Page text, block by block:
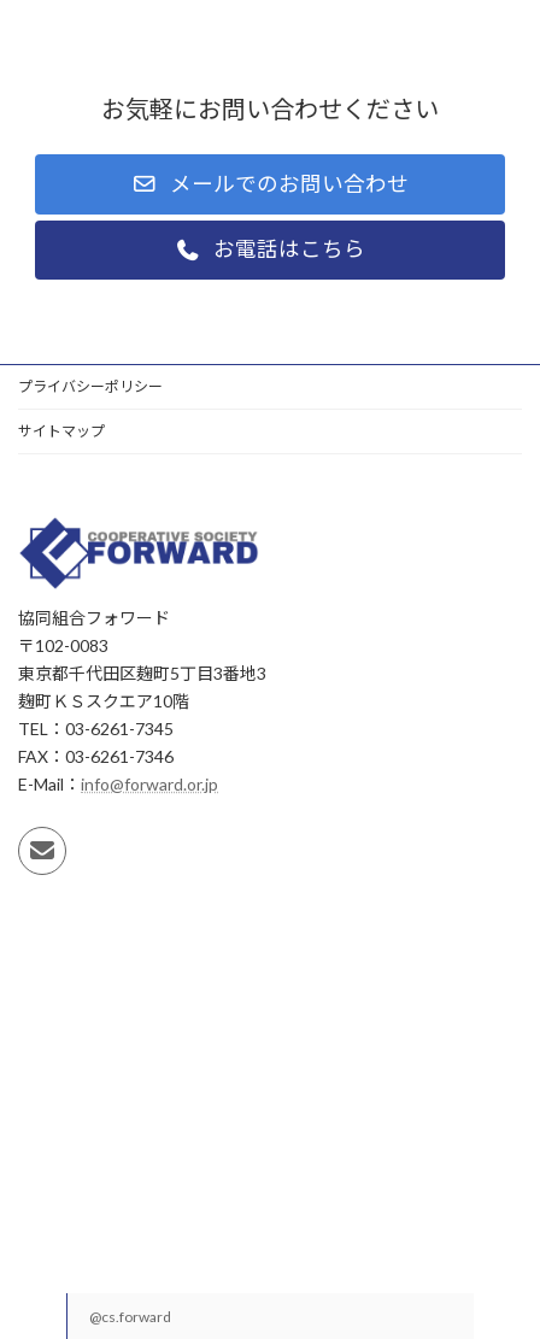
お気軽にお問い合わせください
メールでのお問い合わせ
お電話はこちら
プライバシーポリシー
サイトマップ
協同組合フォワード
〒102-0083
東京都千代田区麹町5丁目3番地3
麹町ＫＳスクエア10階
TEL：03-6261-7345
FAX：03-6261-7346
E-Mail： info@forward.or.jp
@cs.forward